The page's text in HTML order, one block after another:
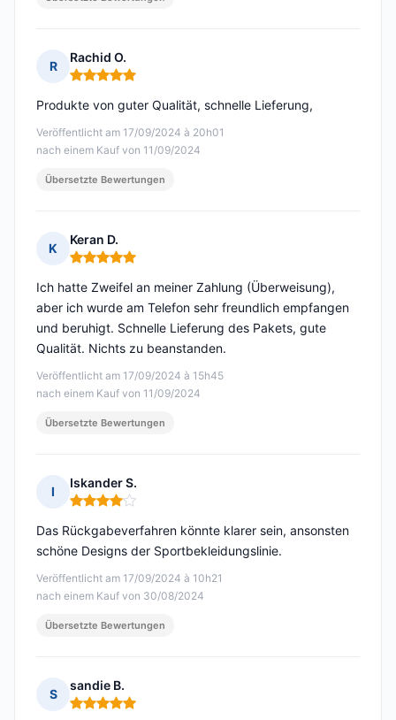
R
Rachid O.
Hinweis: 5 von 5
Veröffentlicht am 17/09/2024 à 20h01
nach einem Kauf von 11/09/2024
Produkte von guter Qualität, schnelle Lieferung,
Übersetzte Bewertungen
K
Keran D.
Hinweis: 5 von 5
Veröffentlicht am 17/09/2024 à 15h45
nach einem Kauf von 11/09/2024
Ich hatte Zweifel an meiner Zahlung (Überweisung),
aber ich wurde am Telefon sehr freundlich empfangen
und beruhigt. Schnelle Lieferung des Pakets, gute
Qualität. Nichts zu beanstanden.
Übersetzte Bewertungen
I
Iskander S.
Hinweis: 4 von 5
Veröffentlicht am 17/09/2024 à 10h21
nach einem Kauf von 30/08/2024
Das Rückgabeverfahren könnte klarer sein, ansonsten
schöne Designs der Sportbekleidungslinie.
Übersetzte Bewertungen
S
sandie B.
Hinweis: 5 von 5